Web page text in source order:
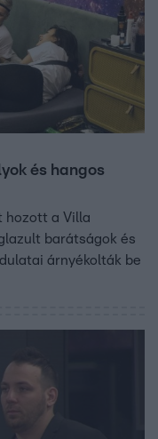
és hangos
hozott a Villa
barátságok és
árnyékolták be